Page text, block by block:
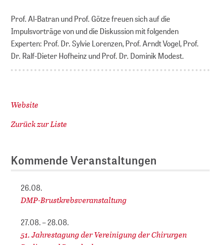
Prof. Al-Batran und Prof. Götze freuen sich auf die
Impulsvorträge von und die Diskussion mit folgenden
Experten: Prof. Dr. Sylvie Lorenzen, Prof. Arndt Vogel, Prof.
Dr. Ralf-Dieter Hofheinz und Prof. Dr. Dominik Modest.
Website
Zurück zur Liste
Kommende Veranstaltungen
26.08.
DMP-Brustkrebsveranstaltung
27.08. – 28.08.
51. Jahrestagung der Vereinigung der Chirurgen